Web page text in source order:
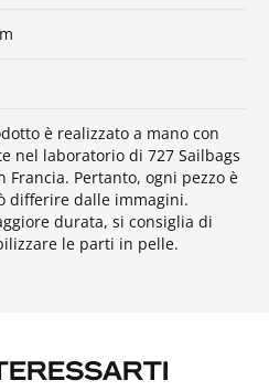
è realizzato a mano con
nel laboratorio di 727 Sailbags
Francia. Pertanto, ogni pezzo è
differire dalle immagini.
durata, si consiglia di
le parti in pelle.